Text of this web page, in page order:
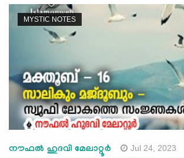
MYSTIC NOTES
നൗഫൽ ഹുദവി മേലാറ്റൂർ Jul 24, 2023